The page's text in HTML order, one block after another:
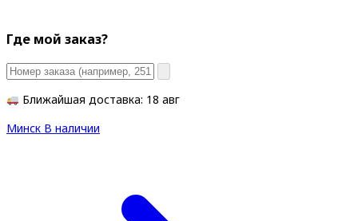
Где мой заказ?
Ближайшая доставка: 18 авг
Минск В наличии